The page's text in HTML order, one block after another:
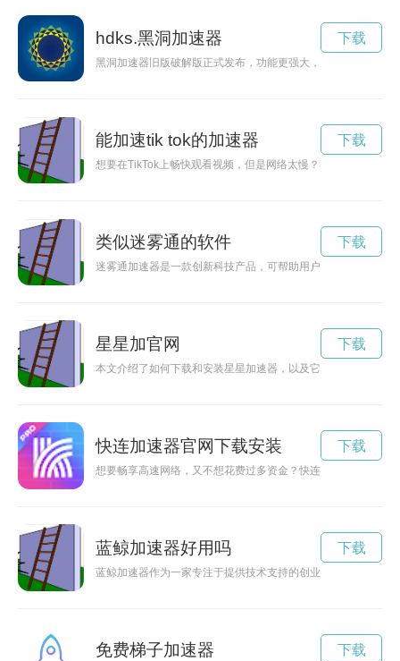
hdks.黑洞加速器
黑洞加速器旧版破解版正式发布，功能更强大，效果更显著，吸
下载
能加速tik tok的加速器
想要在TikTok上畅快观看视频，但是网络太慢？不用担心！使
下载
类似迷雾通的软件
迷雾通加速器是一款创新科技产品，可帮助用户突破网络限制
下载
星星加官网
本文介绍了如何下载和安装星星加速器，以及它如何帮助用户
下载
快连加速器官网下载安装
想要畅享高速网络，又不想花费过多资金？快连加速器官网免
下载
蓝鲸加速器好用吗
蓝鲸加速器作为一家专注于提供技术支持的创业加速器，备受
下载
免费梯子加速器 下载